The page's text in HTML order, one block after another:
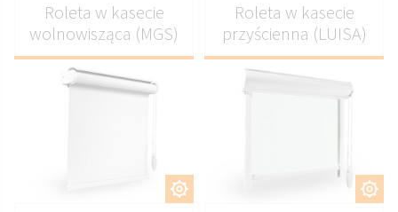
Roleta w kasecie
wolnowisząca (MGS)
Roleta w kasecie
przyścienna (LUISA)